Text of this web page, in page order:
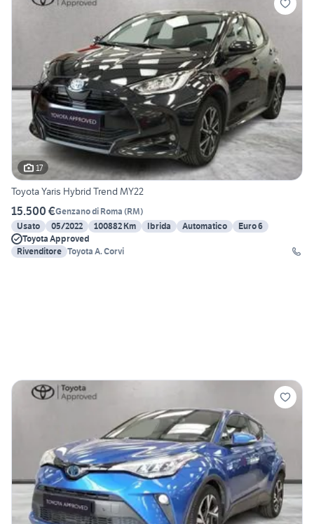
17
Toyota Yaris Hybrid Trend MY22
15.500 €Genzano di Roma (RM)
Usato
05/2022 100882 Km Ibrida Automatico
Euro 6
Toyota Approved
Rivenditore Toyota A. Corvi